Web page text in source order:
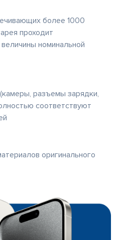
более 1000
проходит
номинальной
разъемы зарядки,
соответствуют
оригинального